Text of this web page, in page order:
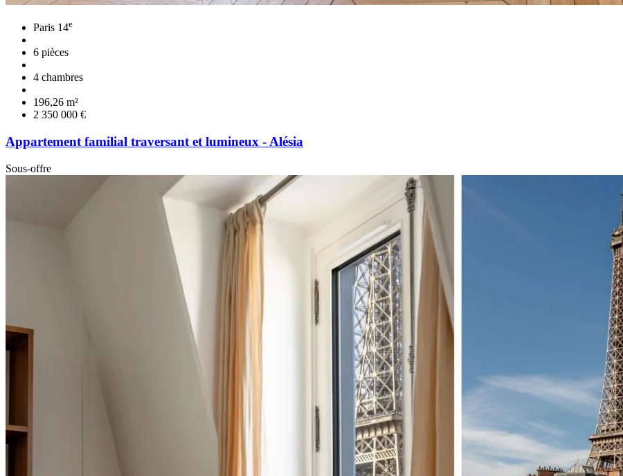
Paris 14e
6 pièces
4 chambres
196,26 m²
2 350 000 €
Appartement familial traversant et lumineux - Alésia
Sous-offre